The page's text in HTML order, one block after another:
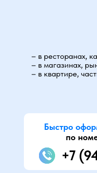
– в ресторанах,
– в магазинах,
– в квартире,
+7
Быстро
по